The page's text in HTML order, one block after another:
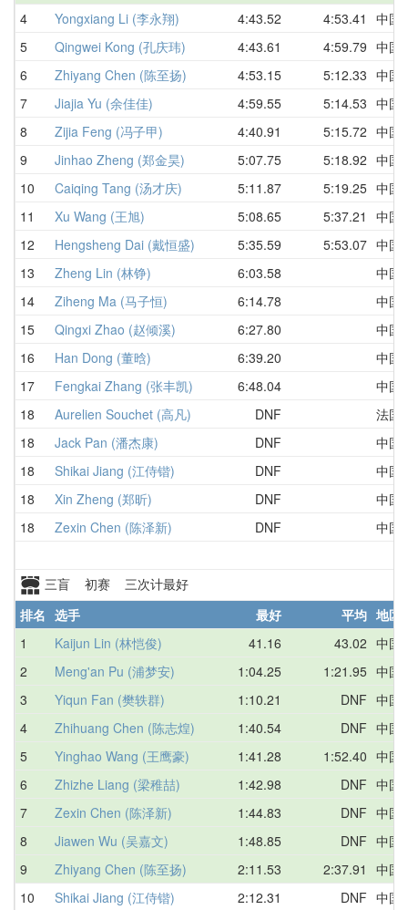
4
Yongxiang Li (李永翔) 4:43.52 4:53.41
中国
5
Qingwei Kong (孔庆玮) 4:43.61 4:59.79 中国
6
Zhiyang Chen (陈至扬) 4:53.15 5:12.33 中国
7
Jiajia Yu (余佳佳) 4:59.55 5:14.53 中国
8
Zijia Feng (冯子甲) 4:40.91 5:15.72 中国
9
Jinhao Zheng (郑金昊) 5:07.75 5:18.92 中国
10
Caiqing Tang (汤才庆) 5:11.87 5:19.25 中国
11
Xu Wang (王旭) 5:08.65 5:37.21
中国
12
Hengsheng Dai (戴恒盛) 5:35.59 5:53.07 中国
13
Zheng Lin (林铮) 6:03.58
中国
14
Ziheng Ma (马子恒) 6:14.78
中国
15
Qingxi Zhao (赵倾溪) 6:27.80
中国
16
Han Dong (董晗) 6:39.20
中国
17
Fengkai Zhang (张丰凯) 6:48.04
中国
18
Aurelien Souchet (高凡) DNF
法国
18
Jack Pan (潘杰康) DNF
中国
18
Shikai Jiang (江侍锴) DNF
中国
18
Xin Zheng (郑昕) DNF
中国
18
Zexin Chen (陈泽新) DNF 中国
三盲 初赛 三次计最好
排名 选手 最好 平均 地区
1
Kaijun Lin (林恺俊) 41.16 43.02 中国
2
Meng'an Pu (浦梦安) 1:04.25 1:21.95 中国
3
Yiqun Fan (樊轶群) 1:10.21 DNF 中国
4
Zhihuang Chen (陈志煌) 1:40.54 DNF 中国
5
Yinghao Wang (王鹰豪) 1:41.28 1:52.40 中国
6
Zhizhe Liang (梁稚喆) 1:42.98 DNF 中国
7
Zexin Chen (陈泽新) 1:44.83 DNF 中国
8
Jiawen Wu (吴嘉文) 1:48.85 DNF 中国
9
Zhiyang Chen (陈至扬) 2:11.53 2:37.91
中国
10
Shikai Jiang (江侍锴) 2:12.31 DNF 中国